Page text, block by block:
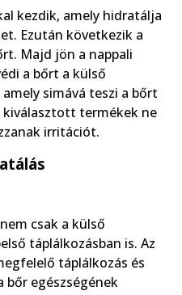
kezdik, amely hidratálja
Ezután következik a
Majd jön a nappali
a bőrt a külső
simává teszi a bőrt
kiválasztott termékek ne
irritációt.
csak a külső
táplálkozásban is. Az
táplálkozás és
egészségének